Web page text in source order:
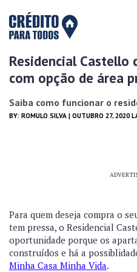
Residencial Castello
com opção de área
Saiba como funcionar o
BY: ROMULO SILVA | OUTUBRO 27, 2020
Para quem deseja compra o
tem pressa, o Residencial
oportunidade porque os
construídos e há a
Minha Casa Minha Vida.